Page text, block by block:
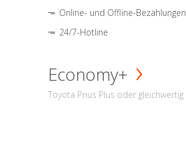
Online- und Offline-Bezahlungen
24/7-Hotline
Economy+
Toyota Prius Plus oder gleichwertig